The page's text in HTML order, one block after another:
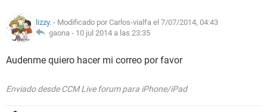
lizzy. - Modificado por Carlos-vialfa el 7/07/2014, 04:43
gaona - 10 jul 2014 a las 23:35
Audenme quiero hacer mi correo por favor
Enviado desde CCM Live forum para iPhone/iPad